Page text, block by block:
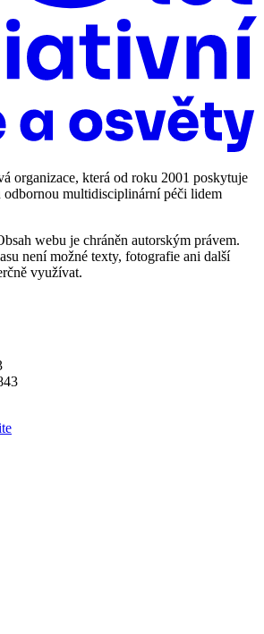
organizace, která od roku 2001 poskytuje
odbornou multidisciplinární péči lidem
webu je chráněn autorským právem.
není možné texty, fotografie ani další
využívat.